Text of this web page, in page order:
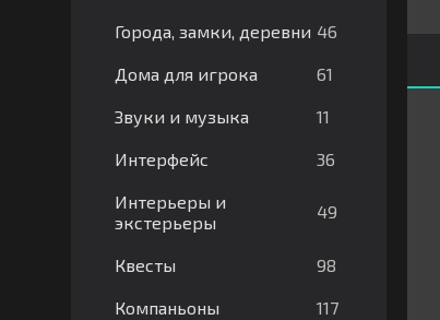
Города, замки, деревни 46
Дома для игрока 61
Звуки и музыка 11
Интерфейс 36
Интерьеры и
экстерьеры
49
Квесты 98
Компаньоны 117